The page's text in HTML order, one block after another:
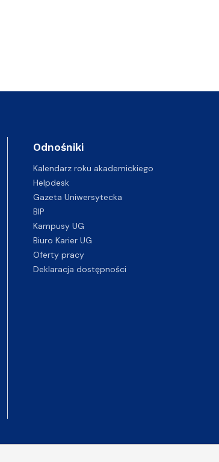
Odnośniki
Kalendarz roku akademickiego
Helpdesk
Gazeta Uniwersytecka
BIP
Kampusy UG
Biuro Karier UG
Oferty pracy
Deklaracja dostępności